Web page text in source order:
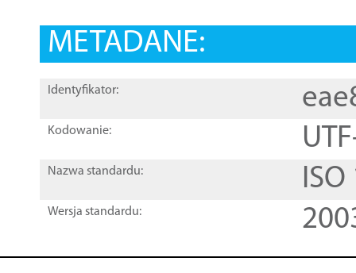
METADANE:
Identyfikator:
Kodowanie:
Nazwa standardu:
Wersja standardu: